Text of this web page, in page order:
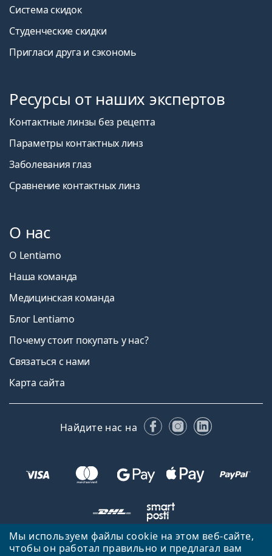
Мы используем файлы cookie на этом веб-сайте,
чтобы он работал правильно и предлагал вам
Система скидок
Студенческие скидки
Пригласи друга и сэкономь
Ресурсы от наших экспертов
Контактные линзы без рецепта
Параметры контактных линз
Заболевания глаз
Сравнение контактных линз
О нас
О Lentiamo
Наша команда
Медицинская команда
Блог Lentiamo
Почему стоит покупать у нас?
Связаться с нами
Карта сайта
Найдите нас на FacebookInstagram
LinkedIn
Вернуться на главную страницу Вверх